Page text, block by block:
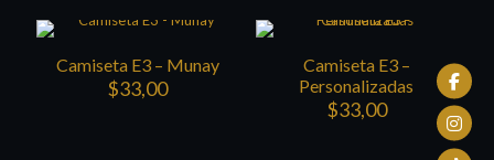
Camiseta E3 – Munay
$33,00
Camiseta E3 –
Personalizadas
$33,00